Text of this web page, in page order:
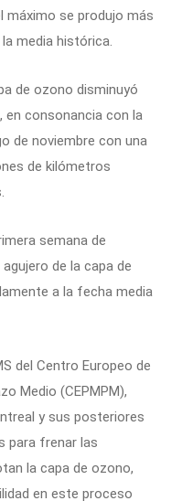
máximo se produjo más
media histórica.
de ozono disminuyó
consonancia con la
de noviembre con una
de kilómetros
semana de
de la capa de
a la fecha media
del Centro Europeo de
Medio (CEPMPM),
y sus posteriores
para frenar las
la capa de ozono,
en este proceso